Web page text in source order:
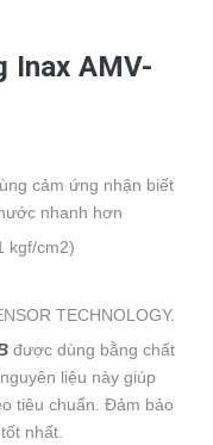
Inax AMV-
cảm ứng nhận biết
nhanh hơn
kgf/cm2)
TECHNOLOGY.
được dùng bằng chất
liệu này giúp
tiêu chuẩn. Đảm bảo
nhất.